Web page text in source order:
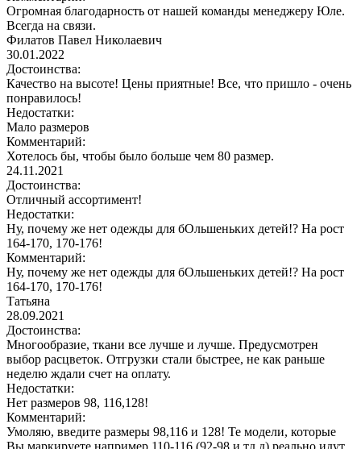
Огромная благодарность от нашей команды менеджеру Юле.
Всегда на связи.
Филатов Павел Николаевич
30.01.2022
Достоинства:
Качество на высоте! Цены приятные! Все, что пришло - очень
понравилось!
Недостатки:
Мало размеров
Комментарий:
Хотелось бы, чтобы было больше чем 80 размер.
24.11.2021
Достоинства:
Отличный ассортимент!
Недостатки:
Ну, почему же нет одежды для бОльшеньких детей!? На рост
164-170, 170-176!
Комментарий:
Ну, почему же нет одежды для бОльшеньких детей!? На рост
164-170, 170-176!
Татьяна
28.09.2021
Достоинства:
Многообразие, ткани все лучше и лучше. Предусмотрен
выбор расцветок. Отгрузки стали быстрее, не как раньше
неделю ждали счет на оплату.
Недостатки:
Нет размеров 98, 116,128!
Комментарий:
Умоляю, введите размеры 98,116 и 128! Те модели, которые
Вы маркируете например 110-116 (92-98 и тд.д) реально идут